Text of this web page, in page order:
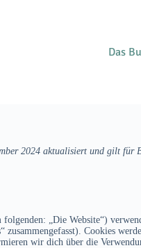
Das
2024 aktualisiert und gilt für
folgenden: „Die Website“)
Cookies
wir dich über die